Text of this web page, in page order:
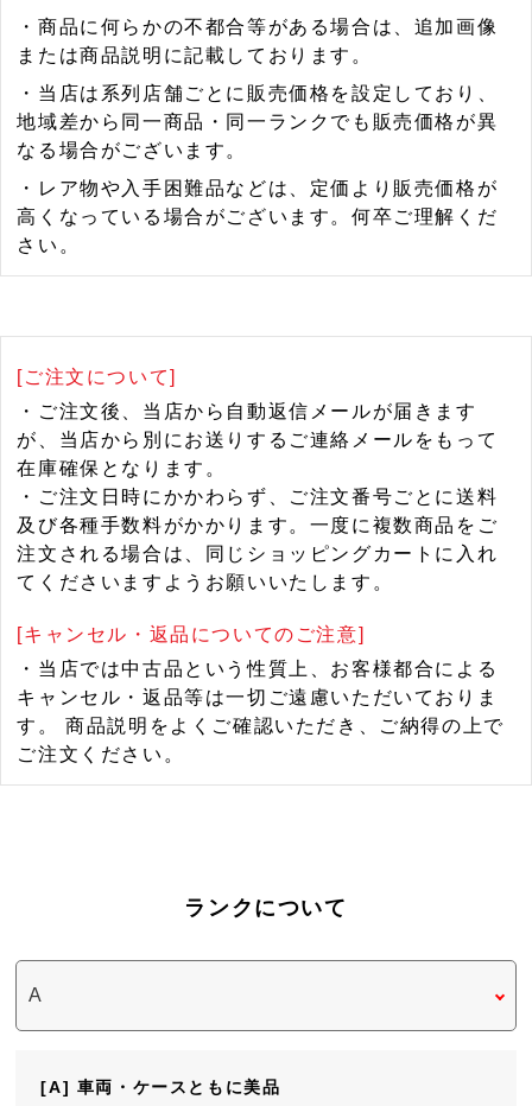
・商品に何らかの不都合等がある場合は、追加画像
または商品説明に記載しております。
・当店は系列店舗ごとに販売価格を設定しており、
地域差から同一商品・同一ランクでも販売価格が異
なる場合がございます。
・レア物や入手困難品などは、定価より販売価格が
高くなっている場合がございます。何卒ご理解くだ
さい。
[ご注文について]
・ご注文後、当店から自動返信メールが届きます
が、当店から別にお送りするご連絡メールをもって
在庫確保となります。
・ご注文日時にかかわらず、ご注文番号ごとに送料
及び各種手数料がかかります。一度に複数商品をご
注文される場合は、同じショッピングカートに入れ
てくださいますようお願いいたします。
[キャンセル・返品についてのご注意]
・当店では中古品という性質上、お客様都合による
キャンセル・返品等は一切ご遠慮いただいておりま
す。 商品説明をよくご確認いただき、ご納得の上で
ご注文ください。
ランクについて
[A] 車両・ケースともに美品